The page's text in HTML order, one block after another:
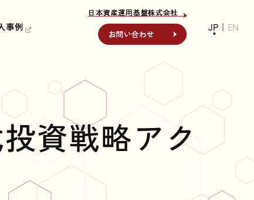
事例
事例
日本資産運用基盤株式会社
日本資産運用基盤株式会社
お問い合わせ
お問い合わせ
JP ｜ EN
資戦略アク